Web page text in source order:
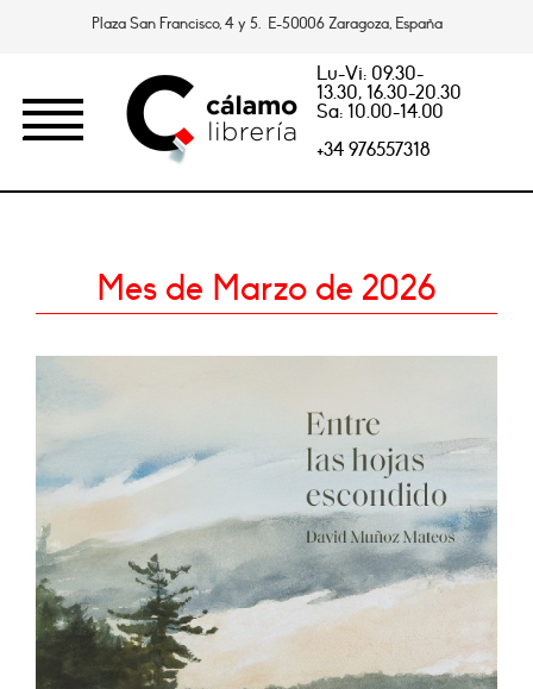
Plaza San Francisco, 4 y 5. E-50006 Zaragoza, España
Lu-Vi: 09.30-
13.30, 16.30-20.30
Sa: 10.00-14.00
+34 976557318
Mes de Marzo de 2026